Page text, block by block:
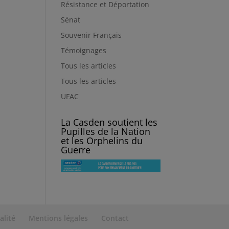
Résistance et Déportation
Sénat
Souvenir Français
Témoignages
Tous les articles
Tous les articles
UFAC
La Casden soutient les
Pupilles de la Nation
et les Orphelins du
Guerre
Mentions légales Contact